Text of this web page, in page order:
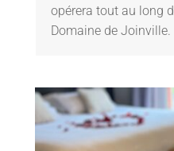
opérera tout au long
Domaine de Joinville.